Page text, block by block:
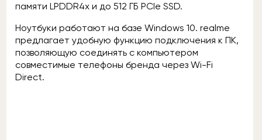
памяти LPDDR4x и до 512 ГБ PCIe SSD.
Ноутбуки работают на базе Windows 10. realme
предлагает удобную функцию подключения к ПК,
позволяющую соединять с компьютером
совместимые телефоны бренда через Wi-Fi
Direct.